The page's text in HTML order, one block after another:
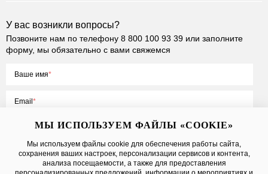
У вас возникли вопросы?
Позвоните нам по телефону 8 800 100 93 39 или заполните
форму, мы обязательно с вами свяжемся
Ваше имя
Email
Нажимая на кнопку «Отправить», вы принимаете условияПубличной
оферты, даетесогласие на обработку персональных данных
МЫ ИСПОЛЬЗУЕМ ФАЙЛЫ «COOKIE»
Мы используем файлы cookie для обеспечения работы сайта,
сохранения ваших настроек, персонализации сервисов и контента,
анализа посещаемости, а также для предоставления